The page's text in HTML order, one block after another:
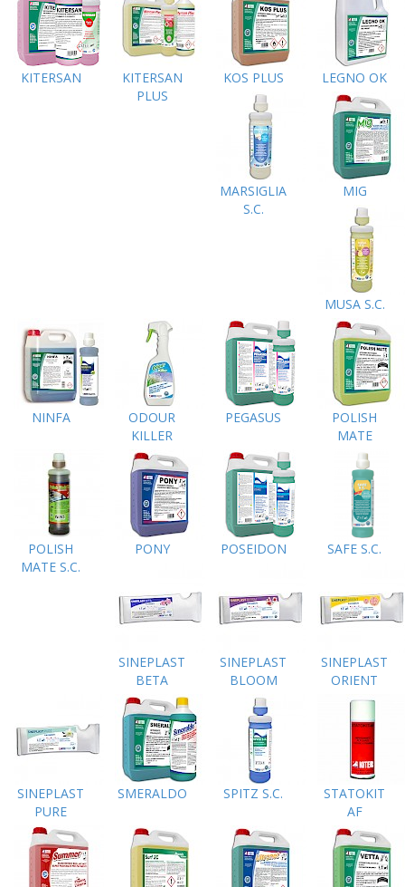
KITERSAN
KITERSAN
PLUS
KOS PLUS LEGNO OK
MARSIGLIA
S.C.
MIG
MUSA S.C.
NINFA
ODOUR
KILLER
PEGASUS
POLISH
MATE
POLISH
MATE S.C.
PONY POSEIDON SAFE S.C.
SINEPLAST
BETA
SINEPLAST
BLOOM
SINEPLAST
ORIENT
SINEPLAST
PURE
SMERALDO SPITZ S.C.
STATOKIT
AF